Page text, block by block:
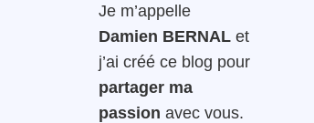
Je m’appelle
Damien BERNAL et
j’ai créé ce blog pour
partager ma
passion avec vous.